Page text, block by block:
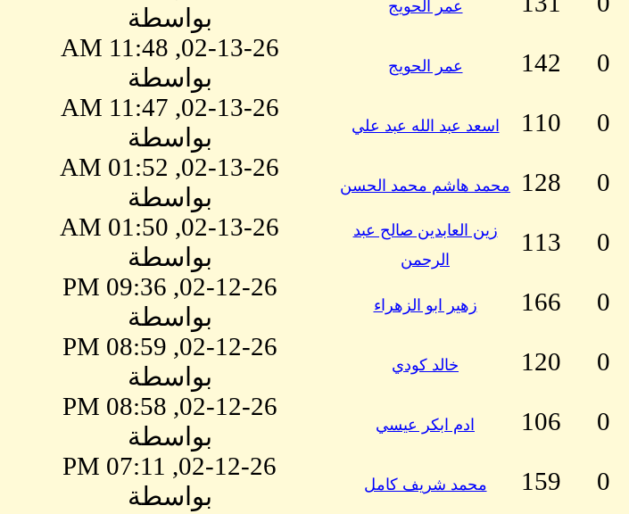
عمر الحويج
بواسطة
0
142 عمر الحويج
02-13-26, 11:48 AM
بواسطة
0
110 اسعد عبد الله عبد علي
02-13-26, 11:47 AM
بواسطة
0
128 محمد هاشم محمد الحسن
02-13-26, 01:52 AM
بواسطة
0
113
زين العابدين صالح عبد
الرحمن
02-13-26, 01:50 AM
بواسطة
0
166 زهير ابو الزهراء
02-12-26, 09:36 PM
بواسطة
0
120 خالد كودي
02-12-26, 08:59 PM
بواسطة
0
106 ادم ابكر عيسي
02-12-26, 08:58 PM
بواسطة
0
159 محمد شريف كامل
02-12-26, 07:11 PM
بواسطة